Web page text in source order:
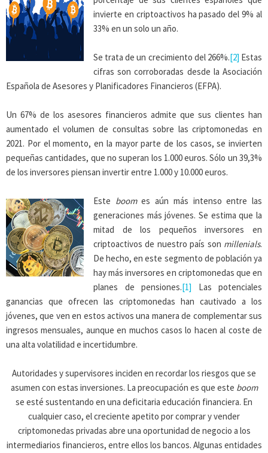
invierte en criptoactivos ha pasado del 9% al
33% en un solo un año.
Se trata de un crecimiento del 266%.[2] Estas
cifras son corroboradas desde la Asociación
Española de Asesores y Planificadores Financieros (EFPA).
Un 67% de los asesores financieros admite que sus clientes han
aumentado el volumen de consultas sobre las criptomonedas en
2021. Por el momento, en la mayor parte de los casos, se invierten
pequeñas cantidades, que no superan los 1.000 euros. Sólo un 39,3%
de los inversores piensan invertir entre 1.000 y 10.000 euros.
Este boomes aún más intenso entre las
generaciones más jóvenes. Se estima que la
mitad de los pequeños inversores en
criptoactivos de nuestro país son millenials.
De hecho, en este segmento de población ya
hay más inversores en criptomonedas que en
planes de pensiones.[1] Las potenciales
ganancias que ofrecen las criptomonedas han cautivado a los
jóvenes, que ven en estos activos una manera de complementar sus
ingresos mensuales, aunque en muchos casos lo hacen al coste de
una alta volatilidad e incertidumbre.
Autoridades y supervisores inciden en recordar los riesgos que se
asumen con estas inversiones. La preocupación es que este boom
se esté sustentando en una deficitaria educación financiera. En
cualquier caso, el creciente apetito por comprar y vender
criptomonedas privadas abre una oportunidad de negocio a los
intermediarios financieros, entre ellos los bancos. Algunas entidades